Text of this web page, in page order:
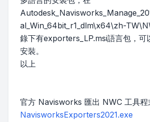
al_Win_64bit_r1_dlm\x64\zh-
錄下有exporters_LP.msi語言包，可
安裝。
以上
官方 Navisworks 匯出 NWC 工具程
NavisworksExporters2021.exe